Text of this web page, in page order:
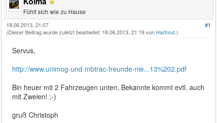
Fühlt sich wie zu Hause
#1
18.06.2013, 21:07
(Dieser Beitrag wurde zuletzt bearbeitet: 18.06.2013, 21:19 von Hartmut.)
Servus,
http://www.unimog-und-mbtrac-freunde-nie...13%202.pdf
Bin heuer mit 2 Fahrzeugen unten, Bekannte kommt evtl. auch
mit Zweien! ;-)
gruß Christoph